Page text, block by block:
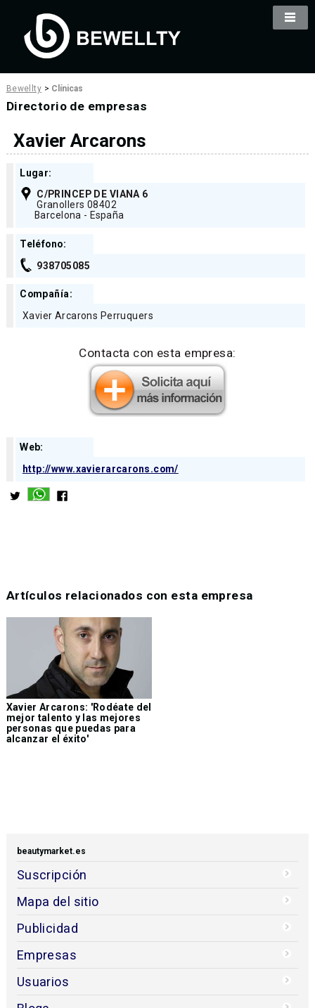
Bewellty > Clínicas
Directorio de empresas
Xavier Arcarons
Lugar:
C/PRINCEP DE VIANA 6
Granollers 08402
Barcelona - España
Teléfono:
938705085
Compañía:
Xavier Arcarons Perruquers
Contacta con esta empresa:
Web:
http://www.xavierarcarons.com/
Artículos relacionados con esta empresa
Xavier Arcarons: 'Rodéate del
mejor talento y las mejores
personas que puedas para
alcanzar el éxito'
beautymarket.es
Suscripción
Mapa del sitio
Publicidad
Empresas
Usuarios